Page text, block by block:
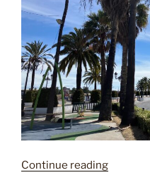
Continue reading“El